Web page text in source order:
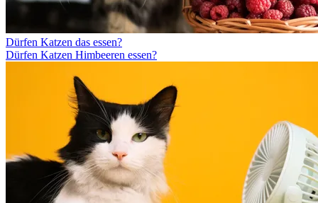
Dürfen Katzen das essen?
Dürfen Katzen Himbeeren essen?